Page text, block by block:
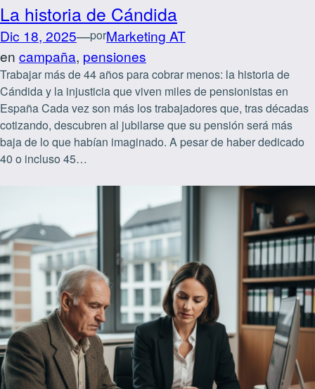
La historia de Cándida
Dic 18, 2025—porMarketing AT
en campaña, pensiones
Trabajar más de 44 años para cobrar menos: la historia de
Cándida y la injusticia que viven miles de pensionistas en
España Cada vez son más los trabajadores que, tras décadas
cotizando, descubren al jubilarse que su pensión será más
baja de lo que habían imaginado. A pesar de haber dedicado
40 o incluso 45…